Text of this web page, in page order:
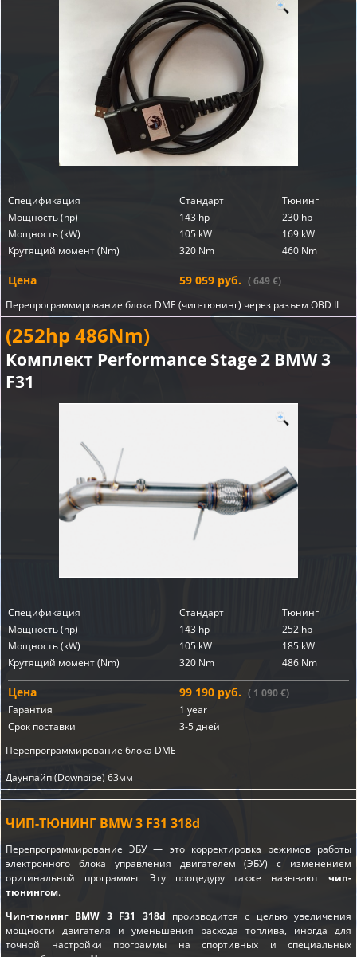
Спецификация Стандарт
Тюнинг
Мощность (hp)
143 hp
230 hp
Мощность (kW)
105 kW
169 kW
Крутящий момент (Nm)
320 Nm 460 Nm
Цена 59 059 руб. ( 649 €)
Перепрограммирование блока DME (чип-тюнинг) через разъем OBD II
(252hp 486Nm)
Комплект Performance Stage 2 BMW 3
F31
Спецификация Стандарт
Тюнинг
Мощность (hp)
143 hp
252 hp
Мощность (kW)
105 kW
185 kW
Крутящий момент (Nm)
320 Nm 486 Nm
Цена 99 190 руб. ( 1 090 €)
Гарантия
1 year
Срок поставки
3-5 дней
Перепрограммирование блока DME
Даунпайп (Downpipe) 63мм
ЧИП-ТЮНИНГ BMW 3 F31 318d
Перепрограммирование ЭБУ — это корректировка режимов работы
электронного блока управления двигателем (ЭБУ) с изменением
оригинальной программы. Эту процедуру также называют чип-
тюнингом.
Чип-тюнинг BMW 3 F31 318d производится с целью увеличения
мощности двигателя и уменьшения расхода топлива, иногда для
точной настройки программы на спортивных и специальных